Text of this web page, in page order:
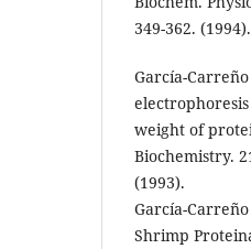
349-362. (1994).
García-
weight of
Biochemistry.
(1993).
García-
Shrimp